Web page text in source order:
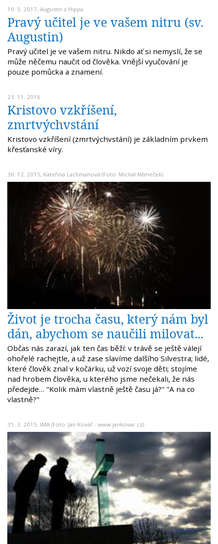
10. 5. 2017, Augustin z Hippa
Pravý učitel je ve vašem nitru (sv.
Augustin)
Pravý učitel je ve vašem nitru. Nikdo ať si nemyslí, že se
může něčemu naučit od člověka. Vnější vyučování je
pouze pomůcka a znamení.
23. 11. 2016
Kristovo vzkříšení,
zmrtvýchvstání
Kristovo vzkříšení (zmrtvýchvstání) je základním prvkem
křesťanské víry.
30. 12. 2015, Kateřina Lachmanová (Foto: Michal Němeček)
Život je trocha času, který nám byl
dán, abychom se naučili milovat...
Občas nás zarazí, jak ten čas běží: v trávě se ještě válejí
ohořelé rachejtle, a už zase slavíme dalšího Silvestra; lidé,
které člověk znal v kočárku, už vozí svoje děti; stojíme
nad hrobem člověka, u kterého jsme nečekali, že nás
předejde… "Kolik mám vlastně ještě času já?" "A na co
vlastně?"
31. 3. 2015, IMA (Foto: Jan Kovář - www.jankovar.cz)